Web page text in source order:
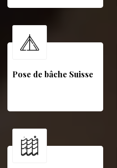
Pose de bâche Suisse